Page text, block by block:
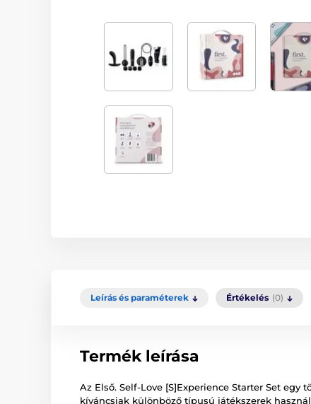
Leírás és paraméterek Értékelés (0)
Termék leírása
Az Első. Self-Love [S]Experience Starter Set egy
kíváncsiak különböző típusú játékszerek